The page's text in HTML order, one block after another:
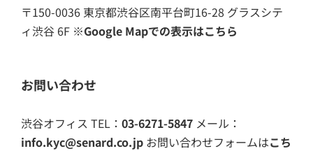
〒150-0036 東京都渋谷区南平台町16-28 グラスシテ
ィ渋谷 6F ※Google Mapでの表示はこちら
お問い合わせ
渋谷オフィス TEL： 03-6271-5847 メール：
info.kyc@senard.co.jp お問い合わせフォームはこち